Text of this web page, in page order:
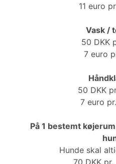
11 euro
Vask /
50 DKK
7 euro
50 DKK
7 euro
På 1 bestemt
Hunde skal
70 DKK